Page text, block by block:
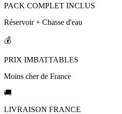
PACK COMPLET INCLUS
Réservoir + Chasse d'eau
💰
PRIX IMBATTABLES
Moins cher de France
🚚
LIVRAISON FRANCE